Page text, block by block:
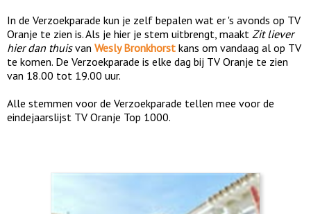
In de Verzoekparade kun je zelf bepalen wat er 's avonds op TV
Oranje te zien is. Als je hier je stem uitbrengt, maakt Zit liever
hier dan thuisvan Wesly Bronkhorst kans om vandaag al op TV
te komen. De Verzoekparade is elke dag bij TV Oranje te zien
van 18.00 tot 19.00 uur.
Alle stemmen voor de Verzoekparade tellen mee voor de
eindejaarslijst TV Oranje Top 1000.